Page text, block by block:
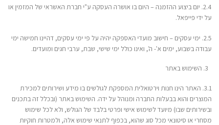
2.4. יום ביצוע ההזמנה – היום בו אושרה העסקה ע"י חברת האשראי של המזמין או
על ידי פייפאל.
2.5. ימי עסקים – חישוב מועדי האספקה יהיה על פי ימי עסקים, דהיינו חמישה ימי
עבודה בשבוע, ימים א'- ה', ואינו כולל ימי שישי, שבת, ערבי חגים ומועדים.
השימוש באתר
3.1. האתר הינו חנות וירטואלית המספקת לגולשים בו מידע ושירותים למכירת
המוצרים והוא בבעלות החברה ומנוהל על ידה. השימוש באתר (ובכלל זה בתכנים
ובשירותים שבו) מיועד לשימוש אישי ופרטי בלבד של הגולש, ולא לכל שימוש
מסחרי או סיטונאי מכל סוג שהוא, בכפוף לתנאי שימוש אלה, ולמטרות חוקיות